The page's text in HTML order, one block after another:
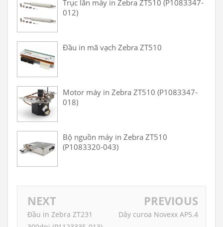
Trục lăn máy in Zebra ZT510 (P1083347-
012)
Đầu in mã vạch Zebra ZT510
Motor máy in Zebra ZT510 (P1083347-
018)
Bộ nguồn máy in Zebra ZT510
(P1083320-043)
NEXT
Đầu in Zebra ZT231
PREVIOUS
Dây curoa Novexx AP5.4